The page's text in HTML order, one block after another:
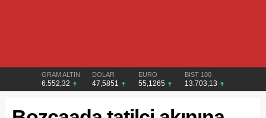
GRAM ALTIN
6.552,32
DOLAR
47,5851
EURO
55,1265
BIST 100
13.703,13